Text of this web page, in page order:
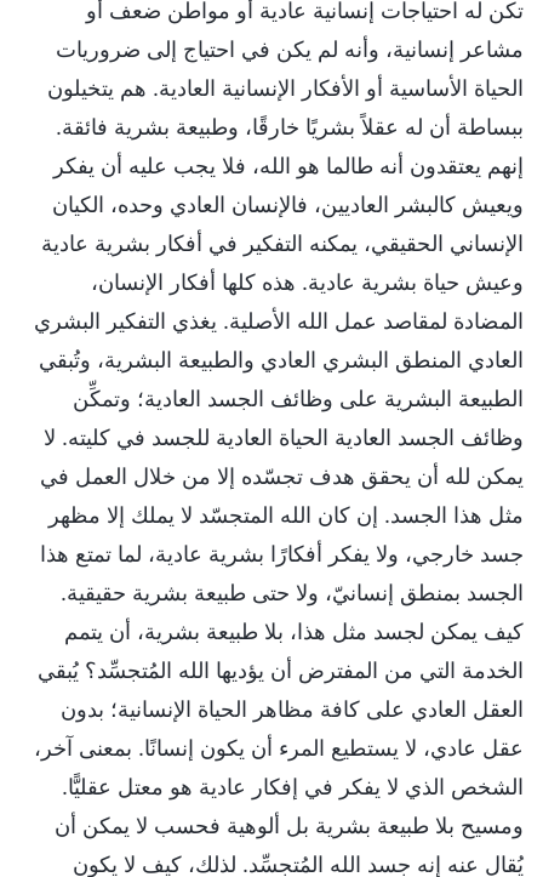
تكن له احتياجات إنسانية عادية أو مواطن ضعف أو
مشاعر إنسانية، وأنه لم يكن في احتياج إلى ضروريات
الحياة الأساسية أو الأفكار الإنسانية العادية. هم يتخيلون
ببساطة أن له عقلاً بشريًا خارقًا، وطبيعة بشرية فائقة.
إنهم يعتقدون أنه طالما هو الله، فلا يجب عليه أن يفكر
ويعيش كالبشر العاديين، فالإنسان العادي وحده، الكيان
الإنساني الحقيقي، يمكنه التفكير في أفكار بشرية عادية
وعيش حياة بشرية عادية. هذه كلها أفكار الإنسان،
المضادة لمقاصد عمل الله الأصلية. يغذي التفكير البشري
العادي المنطق البشري العادي والطبيعة البشرية، وتُبقي
الطبيعة البشرية على وظائف الجسد العادية؛ وتمكِّن
وظائف الجسد العادية الحياة العادية للجسد في كليته. لا
يمكن لله أن يحقق هدف تجسّده إلا من خلال العمل في
مثل هذا الجسد. إن كان الله المتجسّد لا يملك إلا مظهر
جسد خارجي، ولا يفكر أفكارًا بشرية عادية، لما تمتع هذا
الجسد بمنطق إنسانيّ، ولا حتى طبيعة بشرية حقيقية.
كيف يمكن لجسد مثل هذا، بلا طبيعة بشرية، أن يتمم
الخدمة التي من المفترض أن يؤديها الله المُتجسِّد؟ يُبقي
العقل العادي على كافة مظاهر الحياة الإنسانية؛ بدون
عقل عادي، لا يستطيع المرء أن يكون إنسانًا. بمعنى آخر،
الشخص الذي لا يفكر في إفكار عادية هو معتل عقليًّا.
ومسيح بلا طبيعة بشرية بل ألوهية فحسب لا يمكن أن
يُقال عنه إنه جسد الله المُتجسِّد. لذلك، كيف لا يكون